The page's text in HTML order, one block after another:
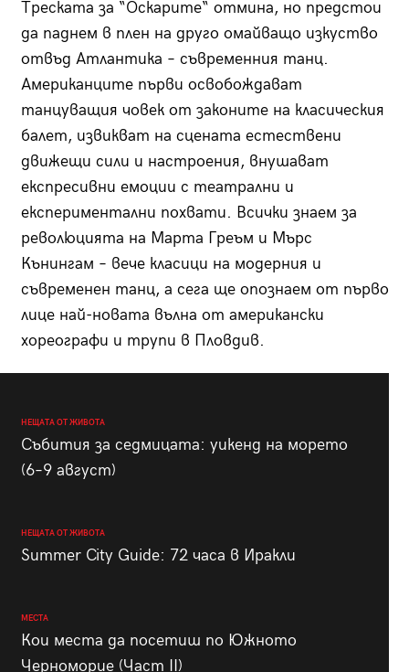
Треската за “Оскарите“ отмина, но предстои
да паднем в плен на друго омайващо изкуство
отвъд Атлантика – съвременния танц.
Американците първи освобождават
танцуващия човек от законите на класическия
балет, извикват на сцената естествени
движещи сили и настроения, внушават
експресивни емоции с театрални и
експериментални похвати. Всички знаем за
революцията на Марта Греъм и Мърс
Кънингам – вече класици на модерния и
съвременен танц, а сега ще опознаем от първо
лице най-новата вълна от американски
хореографи и трупи в Пловдив.
НЕЩАТА ОТ ЖИВОТА
Събития за седмицата: уикенд на морето
(6–9 август)
НЕЩАТА ОТ ЖИВОТА
Summer City Guide: 72 часа в Иракли
МЕСТА
Кои места да посетиш по Южното
Черноморие (Част II)